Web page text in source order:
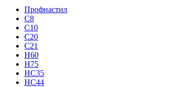
Профнастил
С8
С10
С20
С21
H60
H75
HС35
НС44